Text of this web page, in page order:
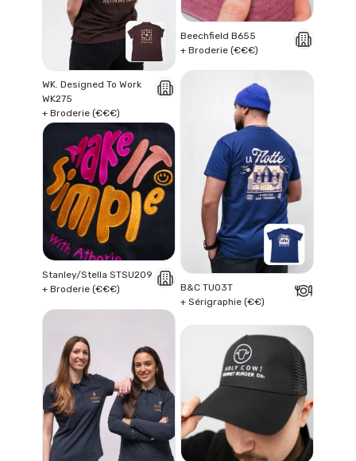
WK. Designed To Work
WK275
+ Broderie (€€€)
Beechfield B655
+ Broderie (€€€)
B&C TU03T
+ Sérigraphie (€€)
Stanley/Stella STSU209
+ Broderie (€€€)